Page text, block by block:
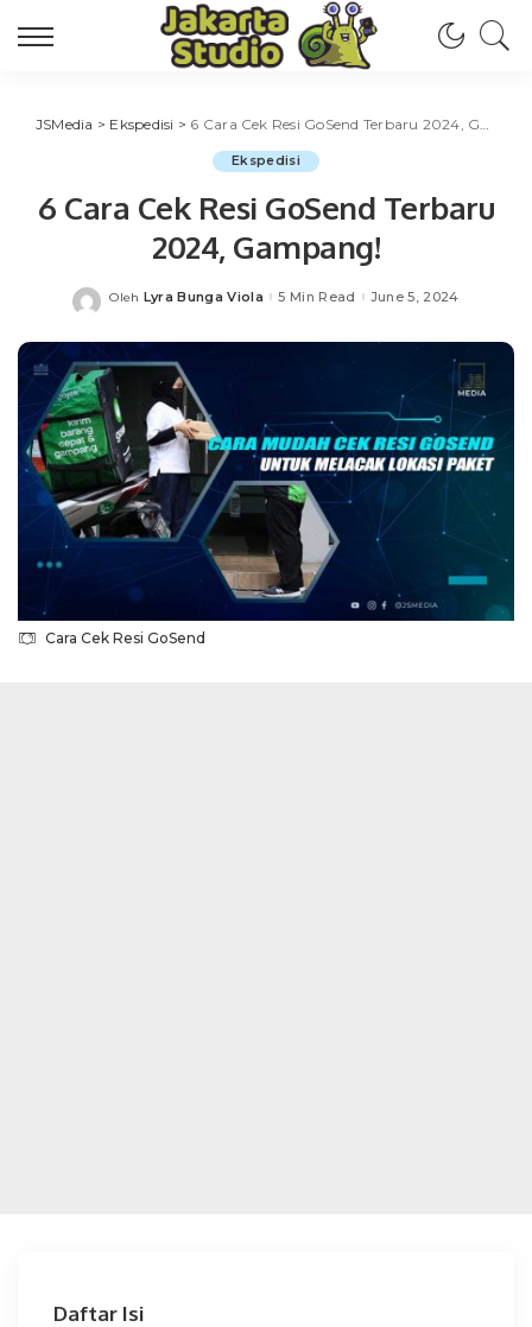
JSMedia > Ekspedisi > 6 Cara Cek Resi GoSend Terbaru 2024, Gampang!
Ekspedisi
6 Cara Cek Resi GoSend Terbaru
2024, Gampang!
Posted
Oleh Lyra Bunga Viola 5 Min Read June 5, 2024
Cara Cek Resi GoSend
Daftar Isi